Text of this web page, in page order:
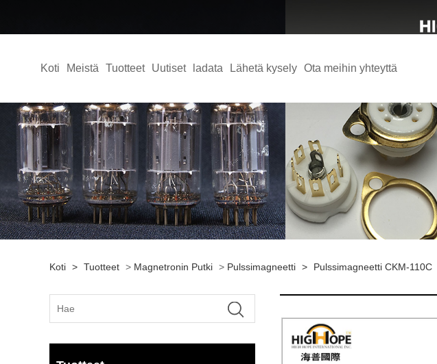
Koti Meistä Tuotteet Uutiset ladata Lähetä kysely Ota meihin yhteyttä
Koti > Tuotteet > Magnetronin Putki > Pulssimagneetti > Pulssimagneetti CKM-110C